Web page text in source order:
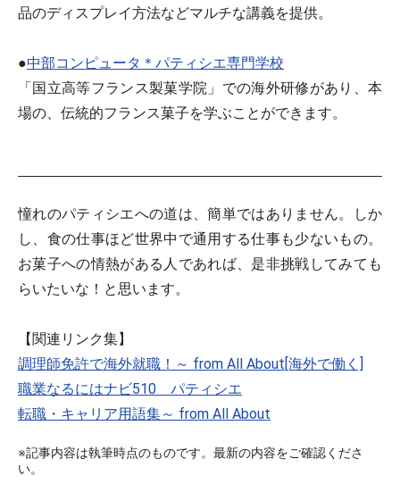
品のディスプレイ方法などマルチな講義を提供。
●中部コンピュータ＊パティシエ専門学校
「国立高等フランス製菓学院」での海外研修があり、本
場の、伝統的フランス菓子を学ぶことができます。
憧れのパティシエへの道は、簡単ではありません。しか
し、食の仕事ほど世界中で通用する仕事も少ないもの。
お菓子への情熱がある人であれば、是非挑戦してみても
らいたいな！と思います。
【関連リンク集】
調理師免許で海外就職！～ from All About[海外で働く]
職業なるにはナビ510 パティシエ
転職・キャリア用語集～ from All About
※記事内容は執筆時点のものです。最新の内容をご確認くださ
い。